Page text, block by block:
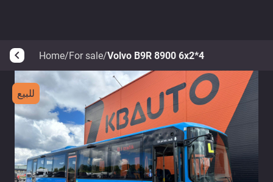
arrow_back_ios Home/For sale/Volvo B9R 8900 6x2*4
للبيع